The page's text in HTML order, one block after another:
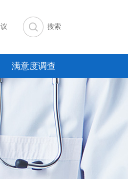
搜索
满意度调查